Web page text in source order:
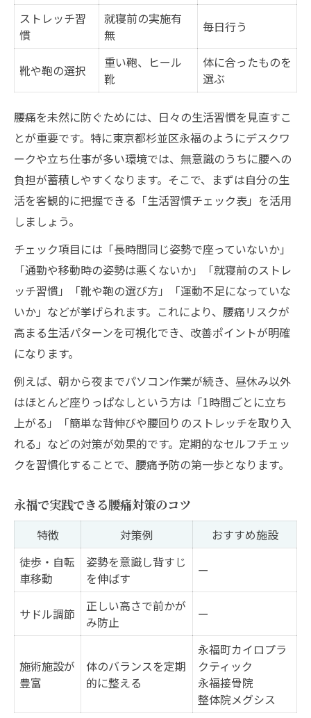
ストレッチ習
慣
就寝前の実施有
無
毎日行う
靴や鞄の選択
重い鞄、ヒール
靴
体に合ったものを
選ぶ
腰痛を未然に防ぐためには、日々の生活習慣を見直すこ
とが重要です。特に東京都杉並区永福のようにデスクワ
ークや立ち仕事が多い環境では、無意識のうちに腰への
負担が蓄積しやすくなります。そこで、まずは自分の生
活を客観的に把握できる「生活習慣チェック表」を活用
しましょう。
チェック項目には「長時間同じ姿勢で座っていないか」
「通勤や移動時の姿勢は悪くないか」「就寝前のストレ
ッチ習慣」「靴や鞄の選び方」「運動不足になっていな
いか」などが挙げられます。これにより、腰痛リスクが
高まる生活パターンを可視化でき、改善ポイントが明確
になります。
例えば、朝から夜までパソコン作業が続き、昼休み以外
はほとんど座りっぱなしという方は「1時間ごとに立ち
上がる」「簡単な背伸びや腰回りのストレッチを取り入
れる」などの対策が効果的です。定期的なセルフチェッ
クを習慣化することで、腰痛予防の第一歩となります。
永福で実践できる腰痛対策のコツ
特徴 対策例
おすすめ施設
徒歩・自転
車移動
姿勢を意識し背すじ
を伸ばす
ー
サドル調節
正しい高さで前かが
み防止
ー
施術施設が
豊富
体のバランスを定期
的に整える
永福町カイロプラ
クティック
永福接骨院
整体院メグシス